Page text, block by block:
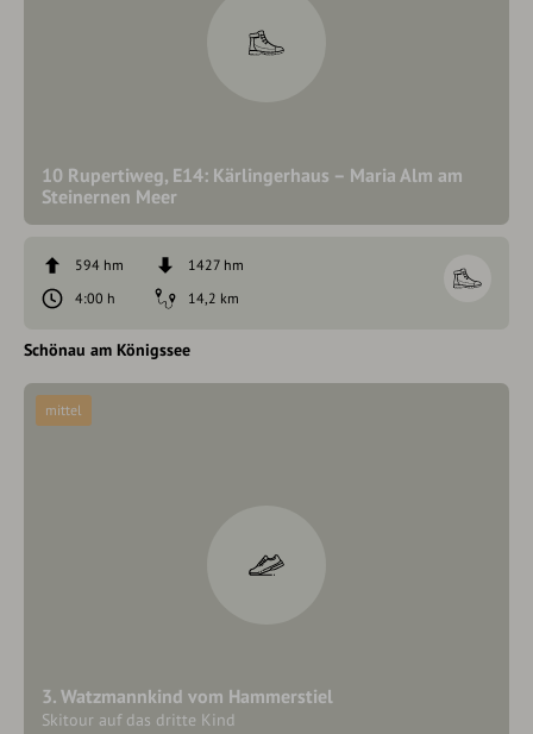
10 Rupertiweg, E14: Kärlingerhaus – Maria Alm am
Steinernen Meer
594 hm
1427 hm
4:00 h
14,2 km
Schönau am Königssee
3. Watzmannkind vom Hammerstiel
Skitour auf das dritte Kind
mittel